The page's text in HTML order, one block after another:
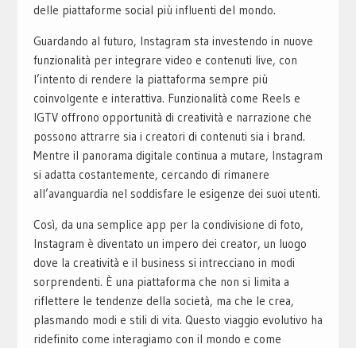
delle piattaforme social più influenti del mondo.
Guardando al futuro, Instagram sta investendo in nuove
funzionalità per integrare video e contenuti live, con
l’intento di rendere la piattaforma sempre più
coinvolgente e interattiva. Funzionalità come Reels e
IGTV offrono opportunità di creatività e narrazione che
possono attrarre sia i creatori di contenuti sia i brand.
Mentre il panorama digitale continua a mutare, Instagram
si adatta costantemente, cercando di rimanere
all’avanguardia nel soddisfare le esigenze dei suoi utenti.
Così, da una semplice app per la condivisione di foto,
Instagram è diventato un impero dei creator, un luogo
dove la creatività e il business si intrecciano in modi
sorprendenti. È una piattaforma che non si limita a
riflettere le tendenze della società, ma che le crea,
plasmando modi e stili di vita. Questo viaggio evolutivo ha
ridefinito come interagiamo con il mondo e come